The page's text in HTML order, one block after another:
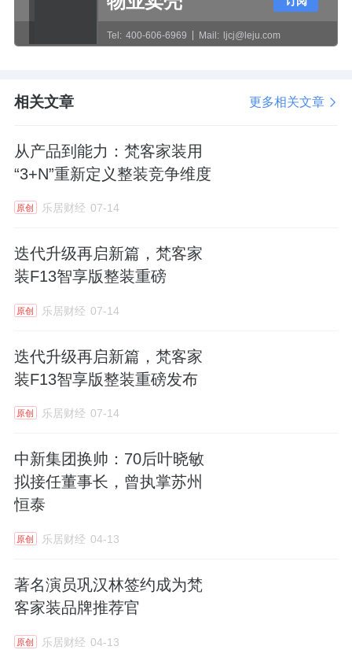
是在今年行业大喊“遇到了前所未有的挑战”的
背景下，这样的开拓之举也引发了行业的广泛
开大店是李静经过仔细算账之后做出的决策。
第一渠道，它们急需开拓这样的渠道，把更大
的力度给到了这些整装头部公司，最直观的就
是公司采购成本下降。”李静解释道，两个大店
辐射到各自周边区域的装修需求。
一个光脚的走到今天的规模，李静每走一步都
大店后，三年内，不会在市区有这种计划。如
果明年业绩规模达到预期，会开始下沉郊区市
场。
深耕单城是梵客的务实战略，但随着发展的步
伐，梵客走出北京已经提上日程，李静透露
到，预计今年年底会在上海开一个店，待做到
以下是乐居财经与李静对话精选：
“家装行业没有巨无霸，现在是群雄争霸阶
Tel: 400-606-6969 Mail: ljcj@leju.com
相关文章 更多相关文章
从产品到能力：梵客家装用
“3+N”重新定义整装竞争维度
原创 乐居财经 07-14
迭代升级再启新篇，梵客家
装F13智享版整装重磅
原创 乐居财经 07-14
迭代升级再启新篇，梵客家
装F13智享版整装重磅发布
原创 乐居财经 07-14
中新集团换帅：70后叶晓敏
拟接任董事长，曾执掌苏州
恒泰
原创 乐居财经 04-13
著名演员巩汉林签约成为梵
客家装品牌推荐官
原创 乐居财经 04-13